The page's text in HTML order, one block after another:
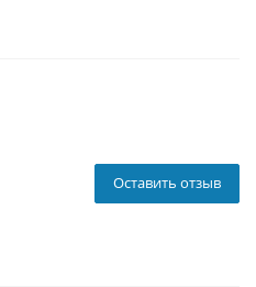
Оставить отзыв